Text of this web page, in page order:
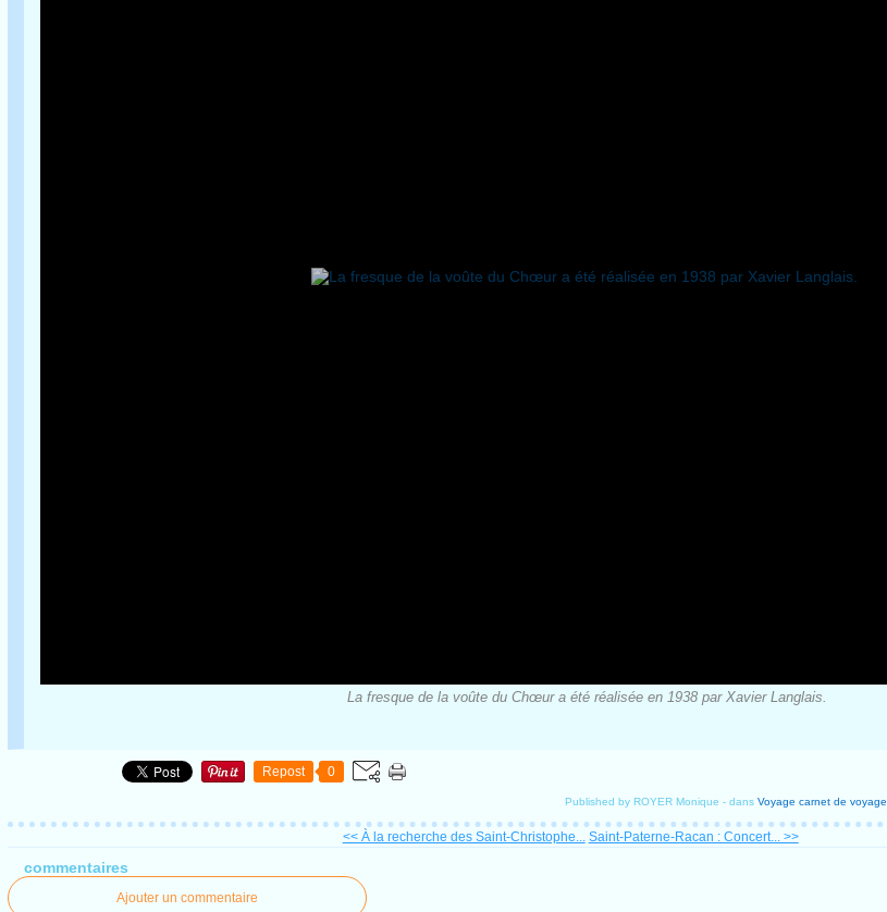
La fresque de la voûte du Chœur a été réalisée en 1938 par Xavier Langlais.
Repost 0
Published by ROYER Monique -dans Voyage carnet de voyage
<< À la recherche des Saint-Christophe... Saint-Paterne-Racan : Concert... >>
commentaires
Ajouter un commentaire